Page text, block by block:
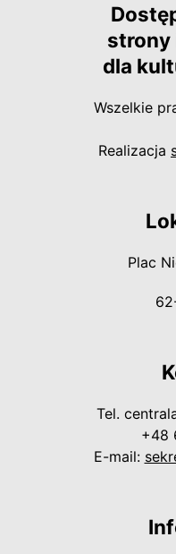
strony
dla
Wszelkie
Realizacja
Plac
Tel.
+48
E-mail: